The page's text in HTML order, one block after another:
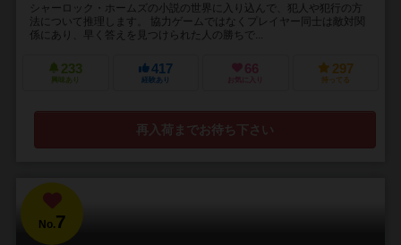
シャーロック・ホームズの小説の世界に入り込んで、犯人や犯行の方
法について推理します。 協力ゲームではなくプレイヤー同士は敵対関
係にあり、早く答えを見つけられた人の勝ちで...
233
興味あり
417
経験あり
66
お気に入り
297
持ってる
再入荷までお待ち下さい
No.7